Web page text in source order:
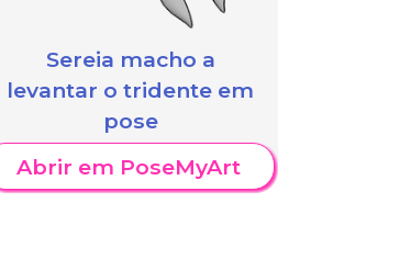
Sereia macho a
levantar o tridente em
pose
Abrir em PoseMyArt